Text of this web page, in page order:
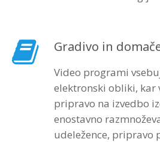
Gradivo in
Video programi
elektronski obliki, kar
pripravo na izvedbo
enostavno
udeležence, pripravo